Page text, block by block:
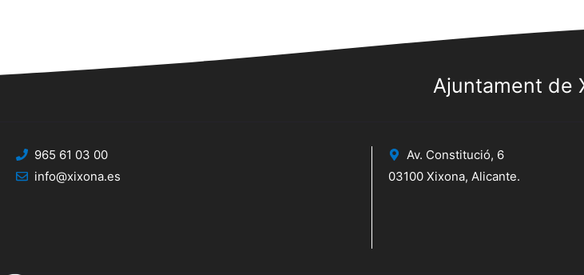
Ajuntament de
965 61 03 00
info@xixona.es
Av. Constitució, 6
03100 Xixona, Alicante.